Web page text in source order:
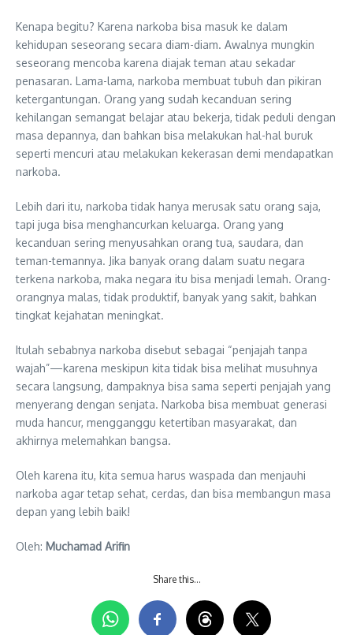
Kenapa begitu? Karena narkoba bisa masuk ke dalam
kehidupan seseorang secara diam-diam. Awalnya mungkin
seseorang mencoba karena diajak teman atau sekadar
penasaran. Lama-lama, narkoba membuat tubuh dan pikiran
ketergantungan. Orang yang sudah kecanduan sering
kehilangan semangat belajar atau bekerja, tidak peduli dengan
masa depannya, dan bahkan bisa melakukan hal-hal buruk
seperti mencuri atau melakukan kekerasan demi mendapatkan
narkoba.
Lebih dari itu, narkoba tidak hanya merusak satu orang saja,
tapi juga bisa menghancurkan keluarga. Orang yang
kecanduan sering menyusahkan orang tua, saudara, dan
teman-temannya. Jika banyak orang dalam suatu negara
terkena narkoba, maka negara itu bisa menjadi lemah. Orang-
orangnya malas, tidak produktif, banyak yang sakit, bahkan
tingkat kejahatan meningkat.
Itulah sebabnya narkoba disebut sebagai “penjajah tanpa
wajah”—karena meskipun kita tidak bisa melihat musuhnya
secara langsung, dampaknya bisa sama seperti penjajah yang
menyerang dengan senjata. Narkoba bisa membuat generasi
muda hancur, mengganggu ketertiban masyarakat, dan
akhirnya melemahkan bangsa.
Oleh karena itu, kita semua harus waspada dan menjauhi
narkoba agar tetap sehat, cerdas, dan bisa membangun masa
depan yang lebih baik!
Oleh: Muchamad Arifin
Share this…